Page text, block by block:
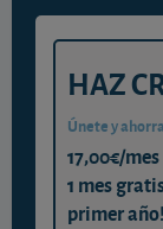
HAZ
Únete y
17,00€/mes
1 mes
primer año!